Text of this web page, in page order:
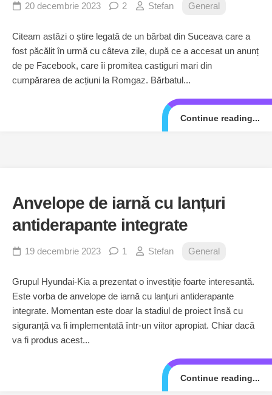
20 decembrie 2023 2 Stefan General
Citeam astăzi o știre legată de un bărbat din Suceava care a
fost păcălit în urmă cu câteva zile, după ce a accesat un anunț
de pe Facebook, care îi promitea castiguri mari din
cumpărarea de acțiuni la Romgaz. Bărbatul...
Continue reading...
Anvelope de iarnă cu lanțuri
antiderapante integrate
19 decembrie 2023 1 Stefan General
Grupul Hyundai-Kia a prezentat o investiție foarte interesantă.
Este vorba de anvelope de iarnă cu lanțuri antiderapante
integrate. Momentan este doar la stadiul de proiect însă cu
siguranță va fi implementată într-un viitor apropiat. Chiar dacă
va fi produs acest...
Continue reading...